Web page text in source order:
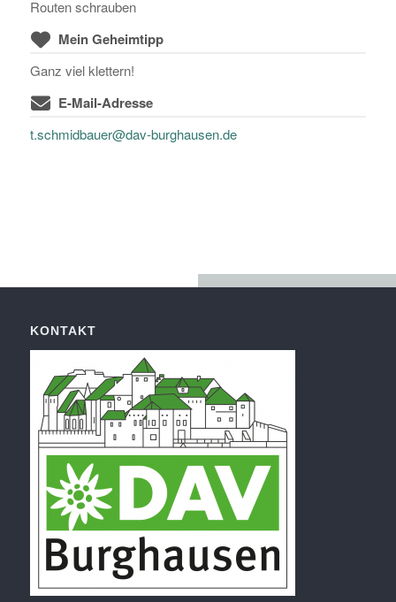
Routen schrauben
Mein Geheimtipp
Ganz viel klettern!
E-Mail-Adresse
t.schmidbauer@dav-burghausen.de
KONTAKT